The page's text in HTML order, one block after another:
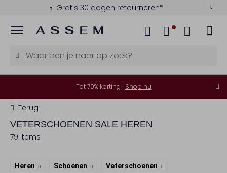
Gratis 30 dagen retourneren*
Menu
Tot 70% korting | Shop nu
Terug
VETERSCHOENEN SALE HEREN
79 items
Heren Schoenen Veterschoenen